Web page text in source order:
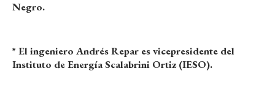
Negro.
* El ingeniero Andrés Repar es vicepresidente del
Instituto de Energía Scalabrini Ortiz (IESO).